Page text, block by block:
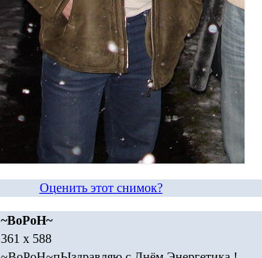
Оценить этот снимок?
~BoPoH~
361 x 588